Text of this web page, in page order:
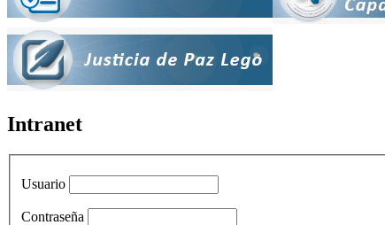
Intranet
Usuario
Contraseña